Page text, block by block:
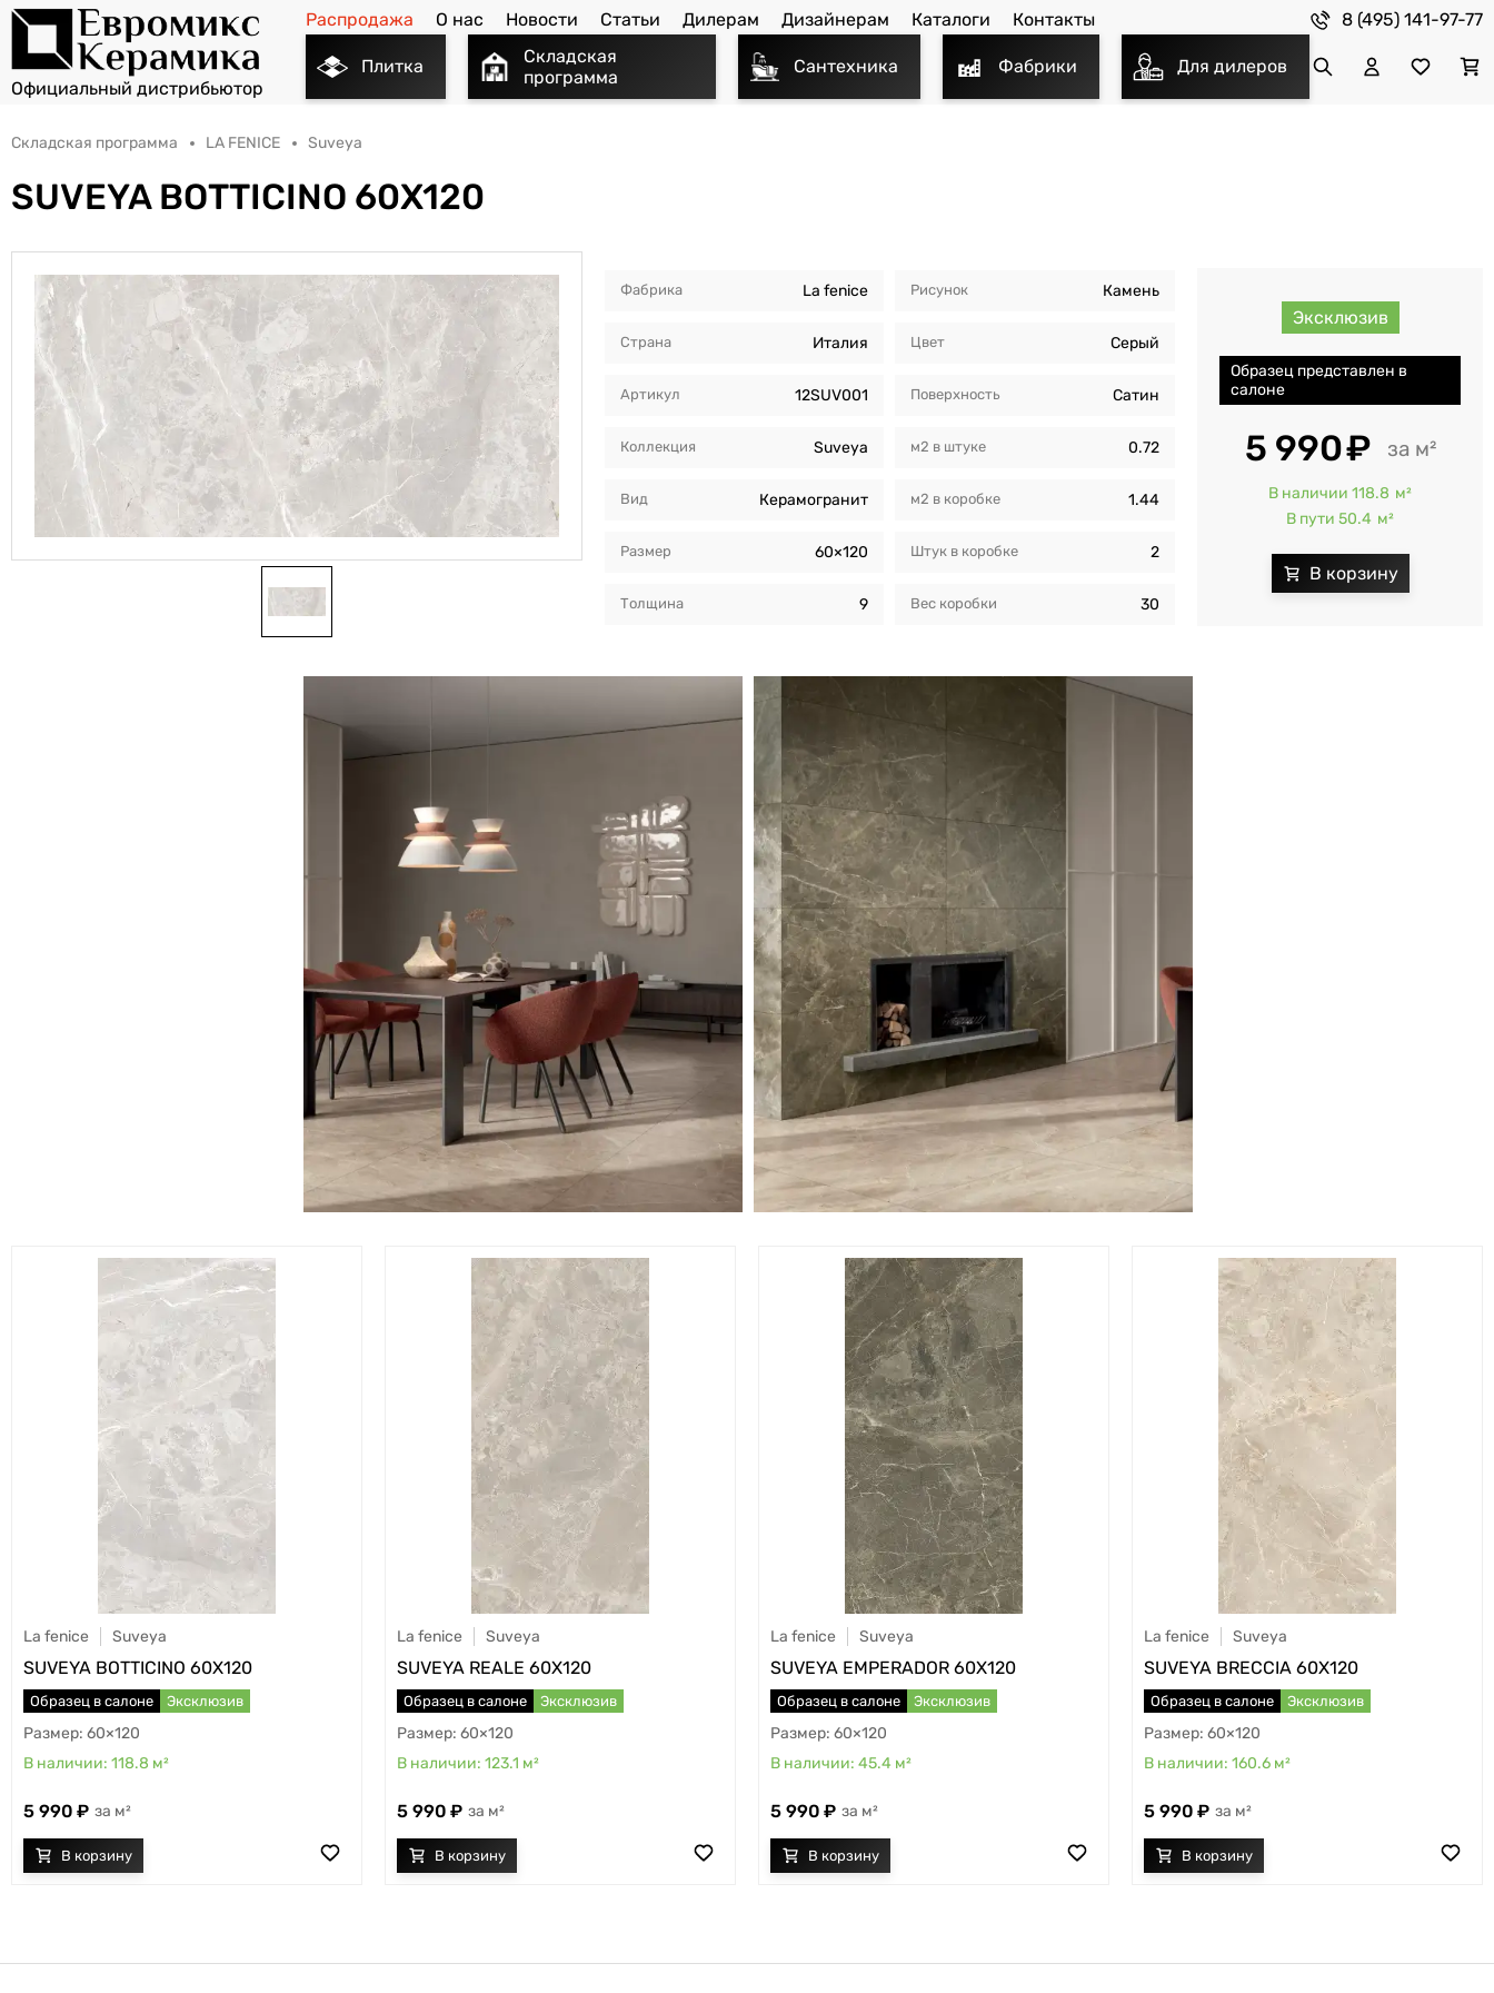
Распродажа О нас Новости Статьи Дилерам Дизайнерам Каталоги Контакты 8 (495) 141-97-77
Плитка
Складская
программа
Сантехника Фабрики Для дилеров
Складская программа LA FENICE Suveya
SUVEYA BOTTICINO 60X120
Фабрика La fenice
Страна Италия
Артикул 12SUV001
Коллекция Suveya
Вид Керамогранит
Размер 60×120
Толщина 9
Рисунок Камень
Цвет Серый
Поверхность Сатин
м2 в штуке 0.72
м2 в коробкe 1.44
Штук в коробкe 2
Вес коробки 30
Эксклюзив
Образец представлен в
салоне
5 990 м²
В наличии 118.8 м²
В пути 50.4 м²
La fenice Suveya
SUVEYA BOTTICINO 60X120
Образец в салоне Эксклюзив
60×120
118.8 м²
5 990 м²
La fenice Suveya
SUVEYA REALE 60X120
Образец в салоне Эксклюзив
60×120
123.1 м²
5 990 м²
La fenice Suveya
SUVEYA EMPERADOR 60X120
Образец в салоне Эксклюзив
60×120
45.4 м²
5 990 м²
La fenice Suveya
SUVEYA BRECCIA 60X120
Образец в салоне Эксклюзив
60×120
160.6 м²
5 990 м²